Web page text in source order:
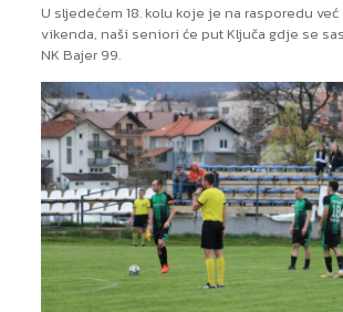
U sljedećem 18. kolu koje je na rasporedu
vikenda, naši seniori će put Ključa gdje se
NK Bajer 99.